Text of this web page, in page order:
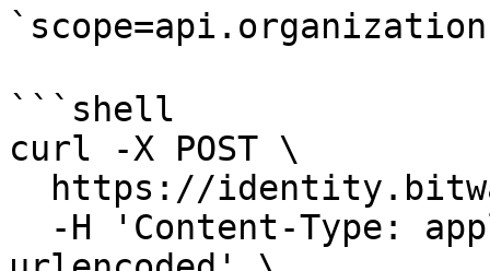
`scope=api.organization`
```shell
curl -X POST \